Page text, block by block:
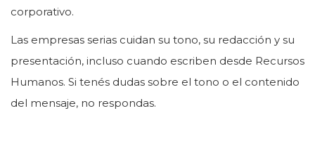
corporativo.
Las empresas serias cuidan su tono, su redacción y su
presentación, incluso cuando escriben desde Recursos
Humanos. Si tenés dudas sobre el tono o el contenido
del mensaje, no respondas.